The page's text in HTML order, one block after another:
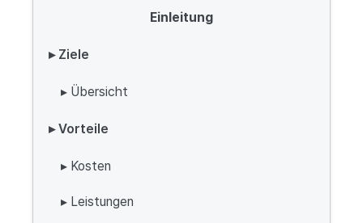
Einleitung
▸ Ziele
▸ Übersicht
▸ Vorteile
▸ Kosten
▸ Leistungen